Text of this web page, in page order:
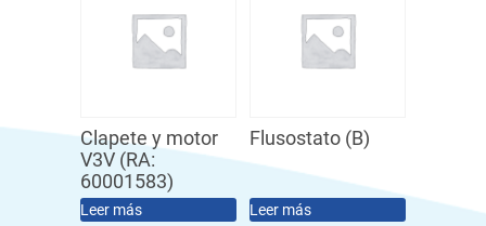
Clapete y motor
V3V (RA:
60001583)
Leer más
Flusostato (B)
Leer más